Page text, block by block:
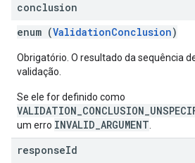
conclusion
enum (ValidationConclusion)
Obrigatório. O resultado da sequência
validação.
Se ele for definido como
um erro INVALID_ARGUMENT
responseId